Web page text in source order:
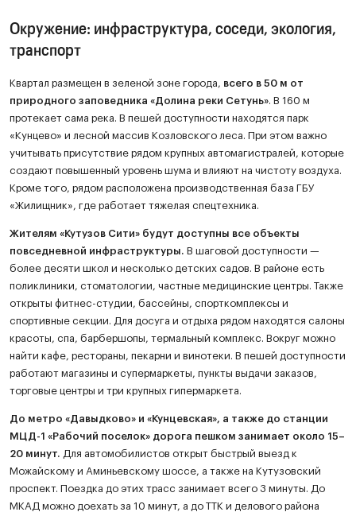
Окружение: инфраструктура, соседи, экология,
транспорт
Квартал размещен в зеленой зоне города, всего в 50 м от
природного заповедника «Долина реки Сетунь» . В 160 м
протекает сама река. В пешей доступности находятся парк
«Кунцево» и лесной массив Козловского леса. При этом важно
учитывать присутствие рядом крупных автомагистралей, которые
создают повышенный уровень шума и влияют на чистоту воздуха.
Кроме того, рядом расположена производственная база ГБУ
«Жилищник», где работает тяжелая спецтехника.
Жителям «Кутузов Сити» будут доступны все объекты
повседневной инфраструктуры.
В шаговой доступности —
более десяти школ и несколько детских садов. В районе есть
поликлиники, стоматологии, частные медицинские центры. Также
открыты фитнес-студии, бассейны, спорткомплексы и
спортивные секции. Для досуга и отдыха рядом находятся салоны
красоты, спа, барбершопы, термальный комплекс. Вокруг можно
найти кафе, рестораны, пекарни и винотеки. В пешей доступности
работают магазины и супермаркеты, пункты выдачи заказов,
торговые центры и три крупных гипермаркета.
До метро «Давыдково» и «Кунцевская», а также до станции
МЦД-1 «Рабочий поселок» дорога пешком занимает около 15–
20 минут.
Для автомобилистов открыт быстрый выезд к
Можайскому и Аминьевскому шоссе, а также на Кутузовский
проспект. Поездка до этих трасс занимает всего 3 минуты. До
МКАД можно доехать за 10 минут, а до ТТК и делового района